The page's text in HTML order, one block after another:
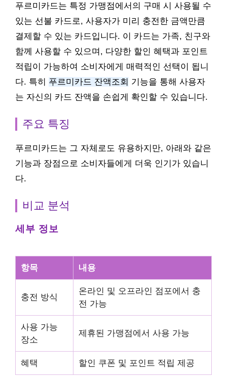
푸르미카드는 특정 가맹점에서의 구매 시 사용될 수
있는 선불 카드로, 사용자가 미리 충전한 금액만큼
결제할 수 있는 카드입니다. 이 카드는 가족, 친구와
함께 사용할 수 있으며, 다양한 할인 혜택과 포인트
적립이 가능하여 소비자에게 매력적인 선택이 됩니
다. 특히 푸르미카드 잔액조회 기능을 통해 사용자
는 자신의 카드 잔액을 손쉽게 확인할 수 있습니다.
주요 특징
푸르미카드는 그 자체로도 유용하지만, 아래와 같은
기능과 장점으로 소비자들에게 더욱 인기가 있습니
다.
비교 분석
세부 정보
항목 내용
충전 방식
온라인 및 오프라인 점포에서 충
전 가능
사용 가능
장소
제휴된 가맹점에서 사용 가능
혜택 할인 쿠폰 및 포인트 적립 제공